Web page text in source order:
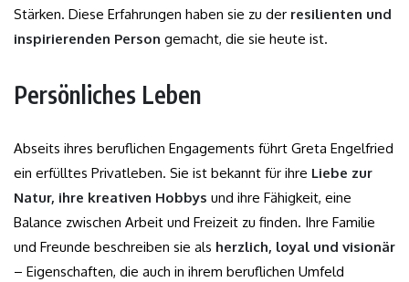
Stärken. Diese Erfahrungen haben sie zu der resilienten und
inspirierenden Person gemacht, die sie heute ist.
Persönliches Leben
Abseits ihres beruflichen Engagements führt Greta Engelfried
ein erfülltes Privatleben. Sie ist bekannt für ihre Liebe zur
Natur, ihre kreativen Hobbys und ihre Fähigkeit, eine
Balance zwischen Arbeit und Freizeit zu finden. Ihre Familie
und Freunde beschreiben sie als herzlich, loyal und visionär
– Eigenschaften, die auch in ihrem beruflichen Umfeld